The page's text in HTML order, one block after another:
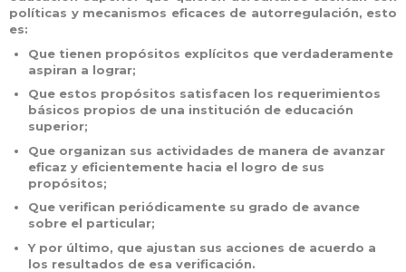
políticas y mecanismos eficaces de autorregulación, esto
es:
Que tienen propósitos explícitos que verdaderamente
aspiran a lograr;
Que estos propósitos satisfacen los requerimientos
básicos propios de una institución de educación
superior;
Que organizan sus actividades de manera de avanzar
eficaz y eficientemente hacia el logro de sus
propósitos;
Que verifican periódicamente su grado de avance
sobre el particular;
Y por último, que ajustan sus acciones de acuerdo a
los resultados de esa verificación.